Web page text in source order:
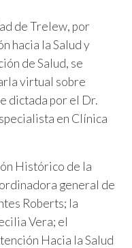
de Trelew, por
hacia la Salud y
de Salud, se
virtual sobre
dictada por el Dr.
en Clínica
Histórico de la
general de
Roberts; la
Vera; el
Hacia la Salud